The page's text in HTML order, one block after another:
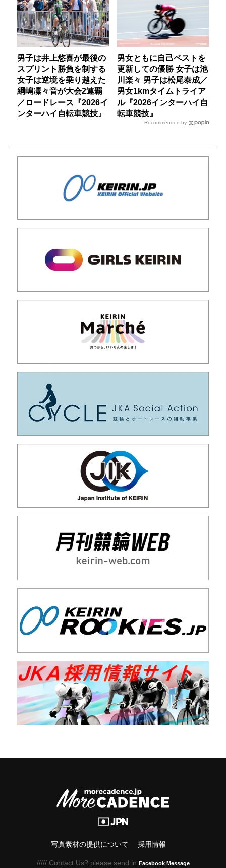
男子は井上悠喜が最後の
スプリント勝負を制する
女子は逆境を乗り越えた
綱嶋凜々音が大会2連覇
／ロードレース『2026イ
ンターハイ自転車競技』
男女ともに自己ベストを
更新しての優勝 女子は池
川楽々 男子は松尾泰成／
男女1kmタイムトライア
ル『2026インターハイ自
転車競技』
Recommended by
写真素材の提供について 採用情報
///// Contact Us? please send in Facebook Message